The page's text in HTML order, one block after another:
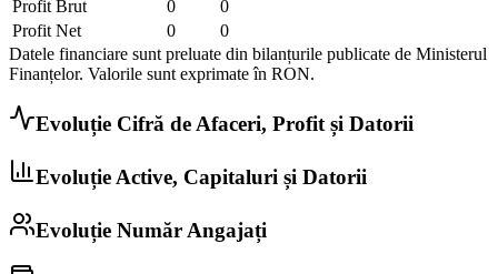
Profit Brut
0
0
Profit Net
0
0
Datele financiare sunt preluate din bilanțurile publicate de Ministerul
Finanțelor. Valorile sunt exprimate în RON.
Evoluție Cifră de Afaceri, Profit și Datorii
Evoluție Active, Capitaluri și Datorii
Evoluție Număr Angajați